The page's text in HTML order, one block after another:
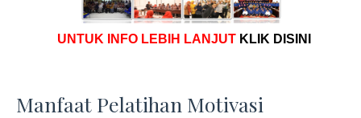
UNTUK INFO LEBIH LANJUT KLIK DISINI
Manfaat Pelatihan Motivasi